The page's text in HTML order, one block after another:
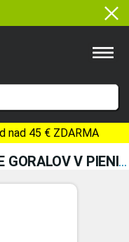
nad 45 € ZDARMA
V PIENINÁCH / LIVE (CD + DVD)